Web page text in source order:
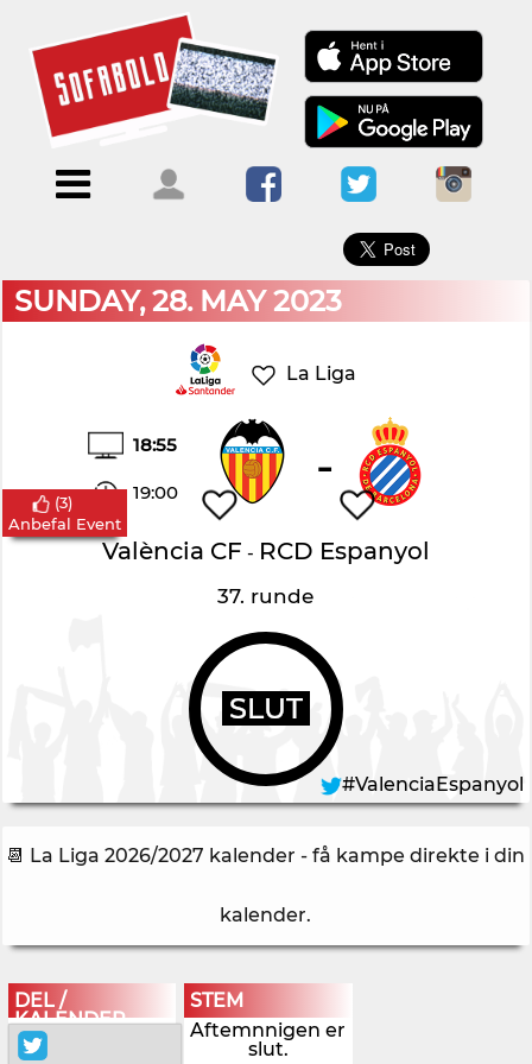
Menu
ForsideKalendere
Blogs
Om
Sofabold
Kontakt
bruger
ind
×
SUNDAY, 28. MAY 2023
La Liga
18:55
19:00 -
València CF - RCD Espanyol
37. runde
SLUT
(3)
Anbefal Event
#ValenciaEspanyol
📆 La Liga 2026/2027 kalender - få kampe direkte i din
kalender.
DEL /
KALENDER
STEM
Aftemnnigen er
slut.